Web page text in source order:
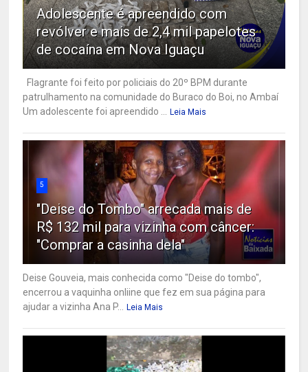
Adolescente é apreendido com
revólver e mais de 2,4 mil papelotes
de cocaína em Nova Iguaçu
Flagrante foi feito por policiais do 20º BPM durante
patrulhamento na comunidade do Buraco do Boi, no Ambaí
Um adolescente foi apreendido ... Leia Mais
5
"Deise do Tombo" arrecada mais de
R$ 132 mil para vizinha com câncer:
"Comprar a casinha dela"
Deise Gouveia, mais conhecida como "Deise do tombo",
encerrou a vaquinha onliine que fez em sua página para
ajudar a vizinha Ana P... Leia Mais